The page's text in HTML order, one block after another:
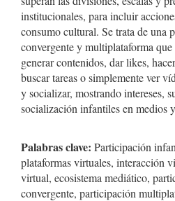
institucionales, para incluir
consumo cultural. Se trata de una
convergente y multiplataforma
generar contenidos, dar likes,
buscar tareas o simplemente ver
y socializar, mostrando intereses,
socialización infantiles en medios
Palabras clave: Participación
plataformas virtuales, interacción
virtual, ecosistema mediático,
convergente, participación